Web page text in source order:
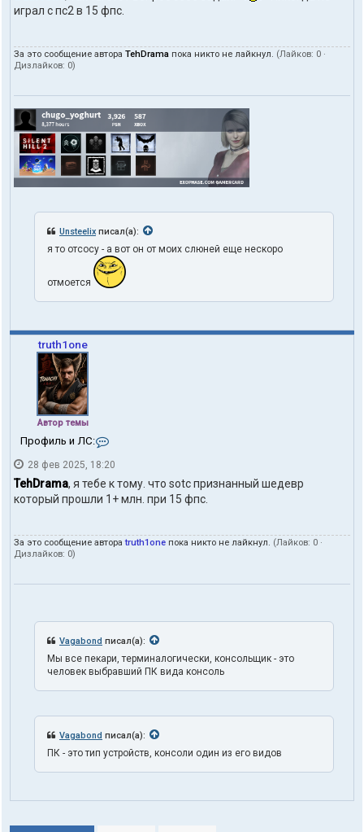
играл с пс2 в 15 фпс.
За это сообщение автора TehDrama пока никто не лайкнул. (Лайков: 0 ·
Дизлайков: 0)
Unsteelix писал(а):
я то отсосу - а вот он от моих слюней еще нескоро
отмоется
truth1one
Автор темы
Профиль и ЛС:
н
т
к
п
ь
в
е
л
r
t
h
e
28 фев 2025, 18:20
TehDrama, я тебе к тому. что sotc признанный шедевр
который прошли 1+ млн. при 15 фпс.
За это сообщение автораtruth1one пока никто не лайкнул. (Лайков: 0 ·
Дизлайков: 0)
Vagabond писал(а):
Мы все пекари, терминалогически, консольщик - это
человек выбравший ПК вида консоль
Vagabond писал(а):
ПК - это тип устройств, консоли один из его видов